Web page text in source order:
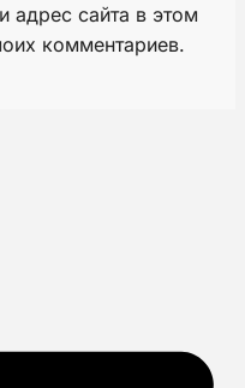
адрес сайта в этом
комментариев.